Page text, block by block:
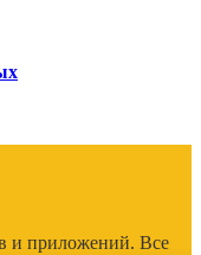
и приложений. Все